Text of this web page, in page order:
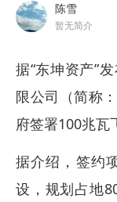
为有色行业打
陈雪
暂无简介
据“东坤资产”
限公司（简称
府签署100兆瓦
据介绍，签约
设，规划占地